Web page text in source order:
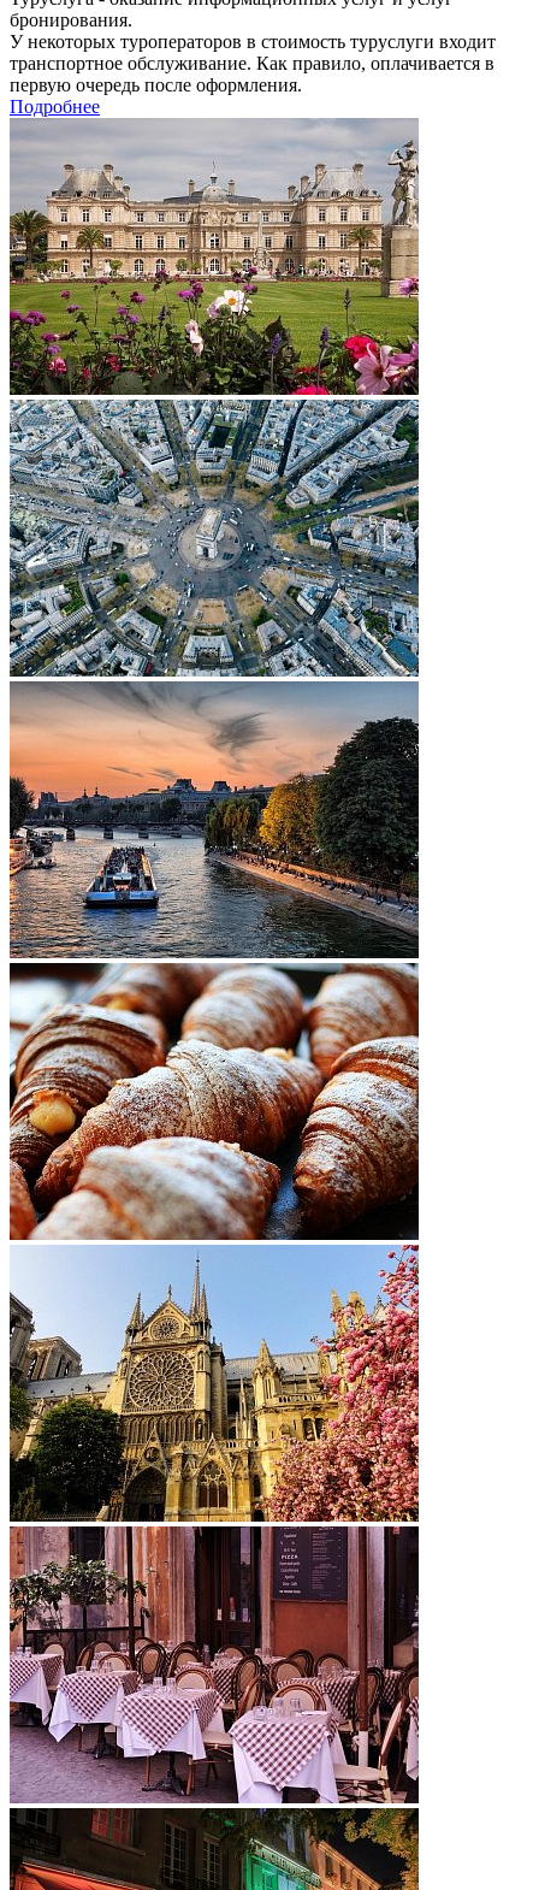
бронирования.
У некоторых туроператоров в стоимость туруслуги входит
транспортное обслуживание. Как правило, оплачивается в
первую очередь после оформления.
Подробнее